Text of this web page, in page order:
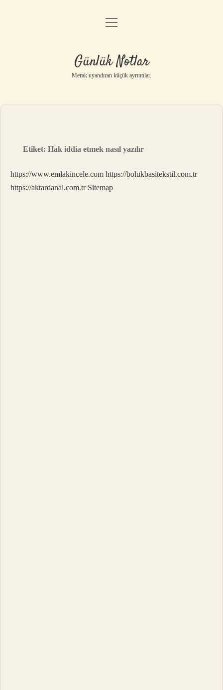
Anasayfa
Yasal Uyarı
menüyü
Günlük Notlar
Merak uyandıran küçük ayrıntılar.
Etiket:Hak iddia etmek nasıl yazılır
https://www.emlakincele.com https://bolukbasitekstil.com.tr
https://aktardanal.com.tr Sitemap